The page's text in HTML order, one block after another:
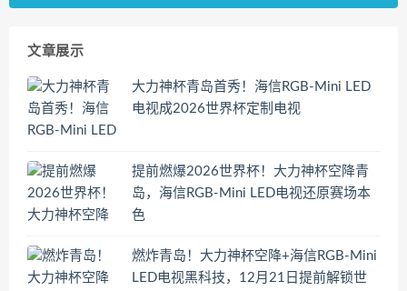
文章展示
大力神杯青岛首秀！海信RGB-Mini LED
电视成2026世界杯定制电视
提前燃爆2026世界杯！大力神杯空降青
岛，海信RGB-Mini LED电视还原赛场本
色
燃炸青岛！大力神杯空降+海信RGB-Mini
LED电视黑科技，12月21日提前解锁世